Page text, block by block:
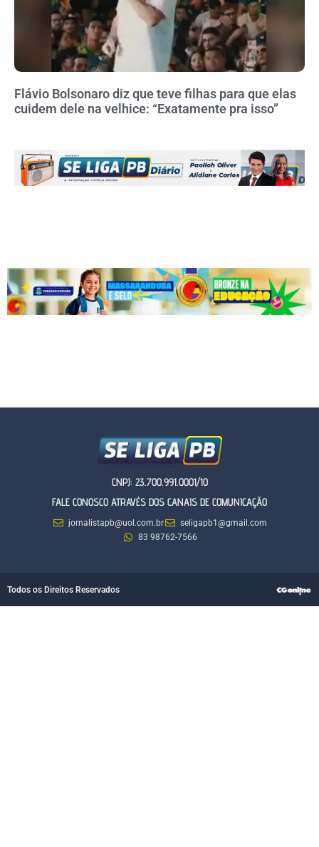
Flávio Bolsonaro diz que teve filhas para que elas
cuidem dele na velhice: “Exatamente pra isso”
CNPJ: 23.700.991.0001/10
FALE CONOSCO ATRAVÉS DOS CANAIS DE COMUNICAÇÃO
jornalistapb@uol.com.br
seligapb1@gmail.com
83 98762-7566
Todos os Direitos Reservados